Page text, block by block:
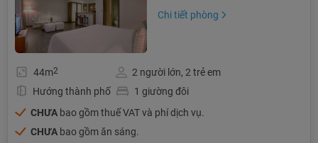
Chi tiết phòng
44m2
2 người lớn, 2 trẻ em
Hướng thành phố
1 giường đôi
CHƯA bao gồm thuế VAT và phí dịch vụ.
CHƯA bao gồm ăn sáng.